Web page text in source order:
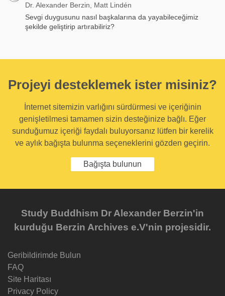
Dr. Alexander Berzin, Matt Lindén
Sevgi duygusunu nasıl başkalarına da yayabileceğimiz
şekilde geliştirip artırabiliriz?
Projeyi desteklemek ister misiniz?
İnternet sitemizin varlığını sürdürmesi ve içeriğinin
genişletilmesi tamamen sizin desteğinize bağlı. Eğer
sunduğumuz içeriği faydalı buluyorsanız lütfen bir kerelik
ve aylık bağışta bulunma seçeneklerini gözden geçirin.
Bağışta bulunun
Study Buddhism Dr Alexander Berzin'in
kurduğu Berzin Archives e.V'nin projesidir.
Geribildirimde Bulun
FAQ
Site Haritası
Privacy Policy